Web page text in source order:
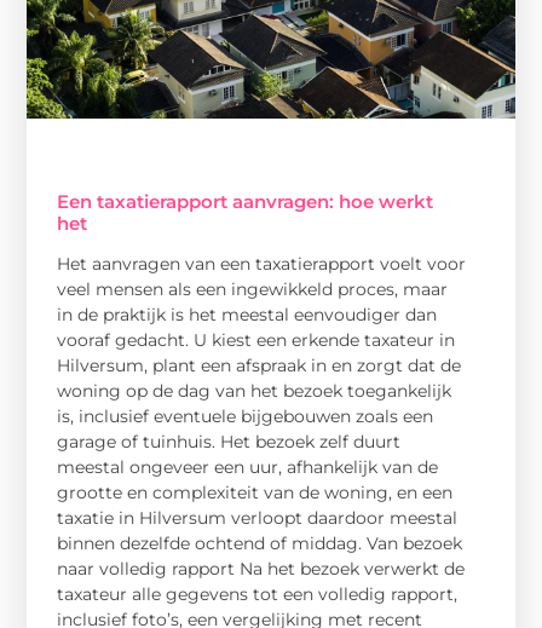
Een taxatierapport aanvragen: hoe werkt
het
Het aanvragen van een taxatierapport voelt voor
veel mensen als een ingewikkeld proces, maar
in de praktijk is het meestal eenvoudiger dan
vooraf gedacht. U kiest een erkende taxateur in
Hilversum, plant een afspraak in en zorgt dat de
woning op de dag van het bezoek toegankelijk
is, inclusief eventuele bijgebouwen zoals een
garage of tuinhuis. Het bezoek zelf duurt
meestal ongeveer een uur, afhankelijk van de
grootte en complexiteit van de woning, en een
taxatie in Hilversum verloopt daardoor meestal
binnen dezelfde ochtend of middag. Van bezoek
naar volledig rapport Na het bezoek verwerkt de
taxateur alle gegevens tot een volledig rapport,
inclusief foto’s, een vergelijking met recent